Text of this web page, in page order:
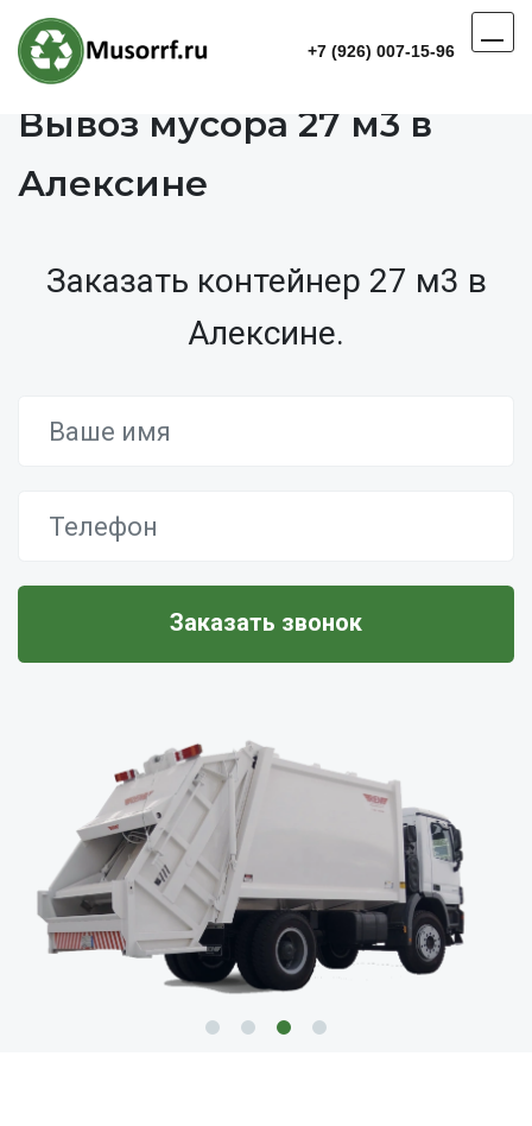
+7 (926) 007-15-96
Вывоз мусора 27 м3 в
Алексине
Заказать контейнер 27 м3 в
Алексине.